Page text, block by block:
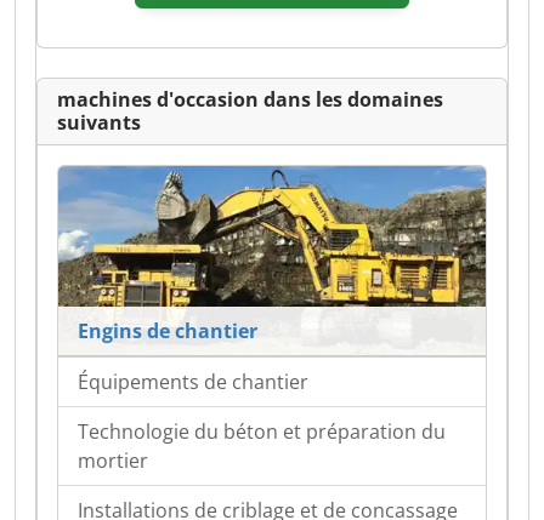
machines d'occasion dans les domaines
suivants
Engins de chantier
Équipements de chantier
Technologie du béton et préparation du
mortier
Installations de criblage et de concassage